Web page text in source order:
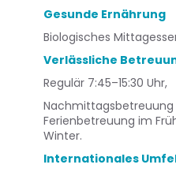
Gesunde Ernährung
Biologisches
Verlässliche
Regulär 7:45–15:30 Uhr,
Nachmittagsbetreuung
Ferienbetreuung im
Winter.
Internationales